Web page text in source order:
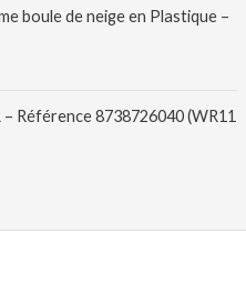
boule de neige en Plastique –
– Référence 8738726040 (WR11